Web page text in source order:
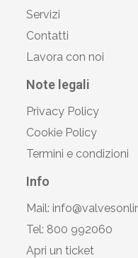
Servizi
Contatti
Lavora con noi
Note legali
Privacy Policy
Cookie Policy
Termini e condizioni
Info
Mail:
Tel: 800 992060
Apri un ticket